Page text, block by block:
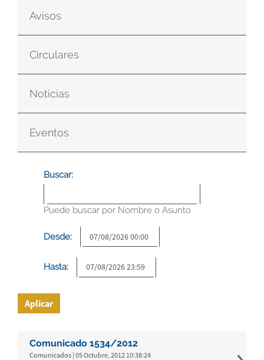
Avisos
Circulares
Noticias
Eventos
Buscar:
Puede buscar por Nombre o Asunto
Desde:
Hasta:
Aplicar
Comunicado 1534/2012
Comunicados | 05 Octubre, 2012 10:38:24